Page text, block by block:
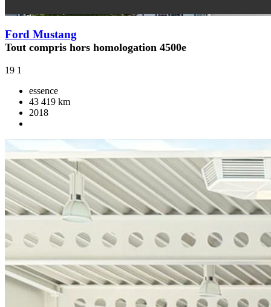
Ford Mustang
Tout compris hors homologation 4500e
19 1
essence
43 419 km
2018